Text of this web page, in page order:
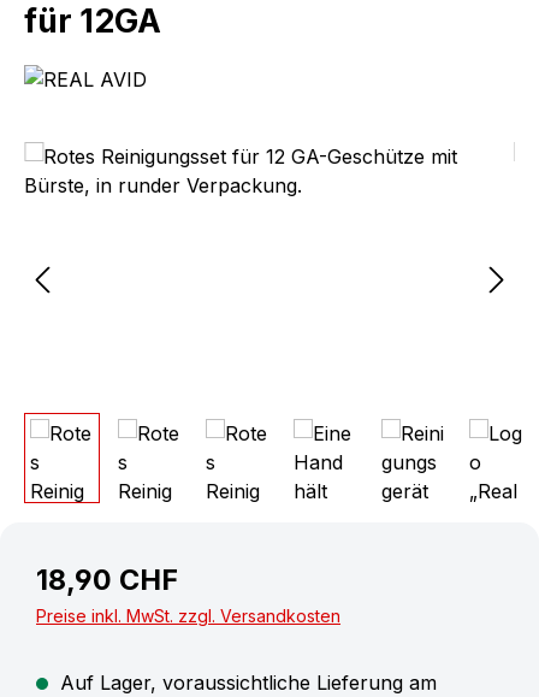
für 12GA
Bildergalerie überspringen
18,90 CHF
Preise inkl. MwSt. zzgl. Versandkosten
Auf Lager, voraussichtliche Lieferung am